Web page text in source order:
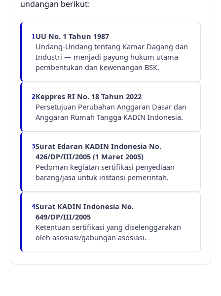
undangan berikut:
1UU No. 1 Tahun 1987
Undang-Undang tentang Kamar Dagang dan
Industri — menjadi payung hukum utama
pembentukan dan kewenangan BSK.
2Keppres RI No. 18 Tahun 2022
Persetujuan Perubahan Anggaran Dasar dan
Anggaran Rumah Tangga KADIN Indonesia.
3Surat Edaran KADIN Indonesia No.
426/DP/III/2005 (1 Maret 2005)
Pedoman kegiatan sertifikasi penyediaan
barang/jasa untuk instansi pemerintah.
4Surat KADIN Indonesia No.
649/DP/III/2005
Ketentuan sertifikasi yang diselenggarakan
oleh asosiasi/gabungan asosiasi.